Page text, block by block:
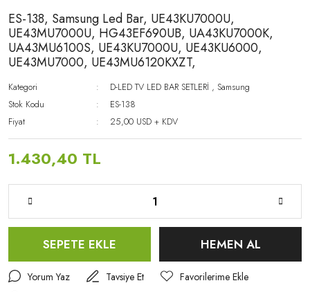
ES-138, Samsung Led Bar, UE43KU7000U,
UE43MU7000U, HG43EF690UB, UA43KU7000K,
UA43MU6100S, UE43KU7000U, UE43KU6000,
UE43MU7000, UE43MU6120KXZT,
Kategori D-LED TV LED BAR SETLERİ ,Samsung
Stok Kodu
ES-138
Fiyat
25,00 USD + KDV
1.430,40 TL
SEPETE EKLE HEMEN AL
Yorum Yaz
Tavsiye Et